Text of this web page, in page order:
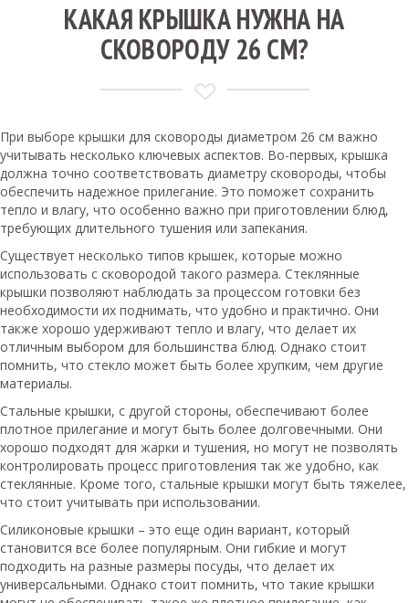
КАКАЯ КРЫШКА НУЖНА НА
СКОВОРОДУ 26 СМ?
При выборе крышки для сковороды диаметром 26 см важно
учитывать несколько ключевых аспектов. Во-первых, крышка
должна точно соответствовать диаметру сковороды, чтобы
обеспечить надежное прилегание. Это поможет сохранить
тепло и влагу, что особенно важно при приготовлении блюд,
требующих длительного тушения или запекания.
Существует несколько типов крышек, которые можно
использовать с сковородой такого размера. Стеклянные
крышки позволяют наблюдать за процессом готовки без
необходимости их поднимать, что удобно и практично. Они
также хорошо удерживают тепло и влагу, что делает их
отличным выбором для большинства блюд. Однако стоит
помнить, что стекло может быть более хрупким, чем другие
материалы.
Стальные крышки, с другой стороны, обеспечивают более
плотное прилегание и могут быть более долговечными. Они
хорошо подходят для жарки и тушения, но могут не позволять
контролировать процесс приготовления так же удобно, как
стеклянные. Кроме того, стальные крышки могут быть тяжелее,
что стоит учитывать при использовании.
Силиконовые крышки – это еще один вариант, который
становится все более популярным. Они гибкие и могут
подходить на разные размеры посуды, что делает их
универсальными. Однако стоит помнить, что такие крышки